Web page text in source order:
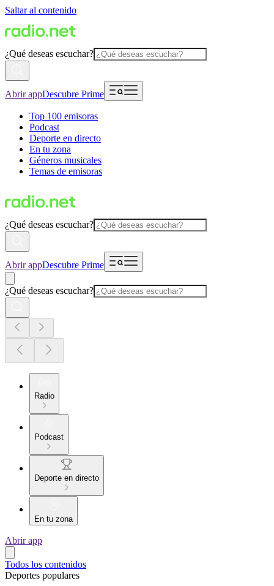
Saltar al contenido
¿Qué deseas escuchar?
Abrir appDescubre Prime
Top 100 emisoras
Podcast
Deporte en directo
En tu zona
Géneros musicales
Temas de emisoras
¿Qué deseas escuchar?
Abrir appDescubre Prime
¿Qué deseas escuchar?
Radio
Podcast
Deporte en directo
En tu zona
Abrir app
Todos los contenidos
Deportes populares